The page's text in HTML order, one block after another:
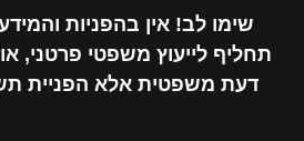
שימו לב! אין בהפניות והמידע
תחליף לייעוץ משפטי פרטני, או
דעת משפטית אלא הפניית